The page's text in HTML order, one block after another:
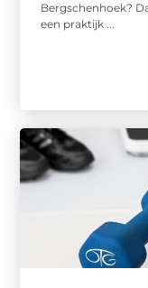
Bergschenhoek?
een praktijk ...